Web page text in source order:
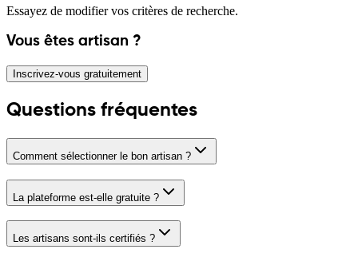
Essayez de modifier vos critères de recherche.
Vous êtes artisan ?
Inscrivez-vous gratuitement
Questions fréquentes
Comment sélectionner le bon artisan ?
La plateforme est-elle gratuite ?
Les artisans sont-ils certifiés ?